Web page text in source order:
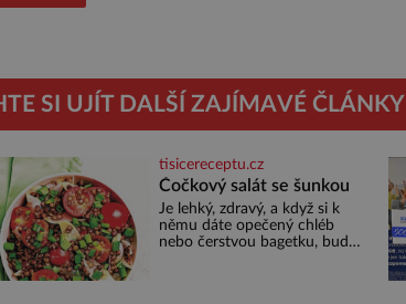
SI UJÍT DALŠÍ ZAJÍMAVÉ ČLÁNKY
tisicereceptu.cz
Čočkový salát se šunkou
Je lehký, zdravý, a když si k
němu dáte opečený chléb
nebo čerstvou bagetku, bude